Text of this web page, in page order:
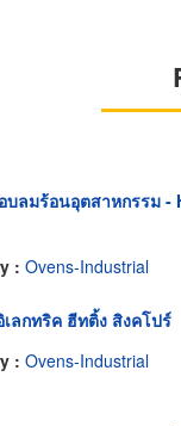
บลมร้อนอุตสาหกรรม -
: Ovens-Industrial
ลกทริค ฮีทติ้ง สิงคโปร์
: Ovens-Industrial